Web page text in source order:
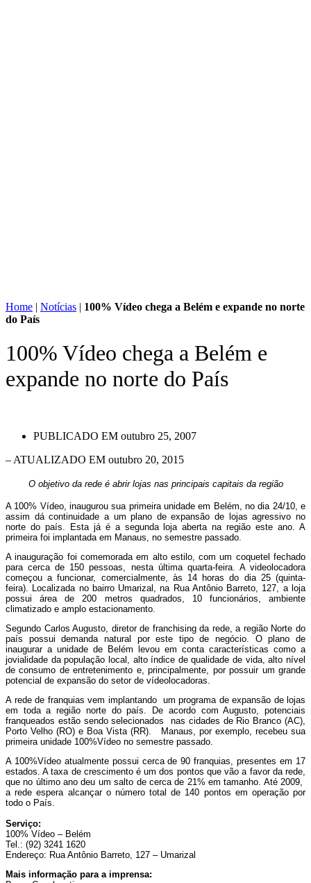
Home | Notícias | 100% Vídeo chega a Belém e expande no norte
do País
100% Vídeo chega a Belém e
expande no norte do País
PUBLICADO EM outubro 25, 2007
– ATUALIZADO EM outubro 20, 2015
O objetivo da rede é abrir lojas nas principais capitais da região
A 100% Vídeo, inaugurou sua primeira unidade em Belém, no dia 24/10, e
assim dá continuidade a um plano de expansão de lojas agressivo no
norte do país. Esta já é a segunda loja aberta na região este ano. A
primeira foi implantada em Manaus, no semestre passado.
A inauguração foi comemorada em alto estilo, com um coquetel fechado
para cerca de 150 pessoas, nesta última quarta-feira. A videolocadora
começou a funcionar, comercialmente, às 14 horas do dia 25 (quinta-
feira). Localizada no bairro Umarizal, na Rua Antônio Barreto, 127, a loja
possui área de 200 metros quadrados, 10 funcionários, ambiente
climatizado e amplo estacionamento.
Segundo Carlos Augusto, diretor de franchising da rede, a região Norte do
país possui demanda natural por este tipo de negócio. O plano de
inaugurar a unidade de Belém levou em conta características como a
jovialidade da população local, alto índice de qualidade de vida, alto nível
de consumo de entretenimento e, principalmente, por possuir um grande
potencial de expansão do setor de vídeolocadoras.
A rede de franquias vem implantando um programa de expansão de lojas
em toda a região norte do país. De acordo com Augusto, potenciais
franqueados estão sendo selecionados nas cidades de Rio Branco (AC),
Porto Velho (RO) e Boa Vista (RR). Manaus, por exemplo, recebeu sua
primeira unidade 100%Vídeo no semestre passado.
A 100%Vídeo atualmente possui cerca de 90 franquias, presentes em 17
estados. A taxa de crescimento é um dos pontos que vão a favor da rede,
que no último ano deu um salto de cerca de 21% em tamanho. Até 2009,
a rede espera alcançar o número total de 140 pontos em operação por
todo o País.
Serviço:
100% Vídeo – Belém
Tel.: (92) 3241 1620
Endereço: Rua Antônio Barreto, 127 – Umarizal
Mais informação para a imprensa: